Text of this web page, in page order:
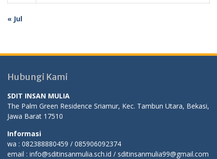
« Jul
Hubungi Kami
SDIT INSAN MULIA
The Palm Green Residence Sriamur, Kec. Tambun Utara, Bekasi,
Jawa Barat 17510
Informasi
wa : 082388880459 / 085906092374
email : info@sditinsanmulia.sch.id / sditinsanmulia99@gmail.com